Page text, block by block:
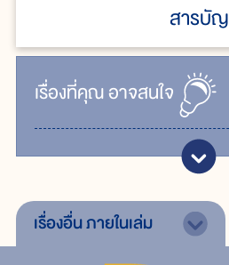
สารบัญ
เรื่ิองที่คุณอาจสนใจ
เรื่องอื่นภายในเล่ม